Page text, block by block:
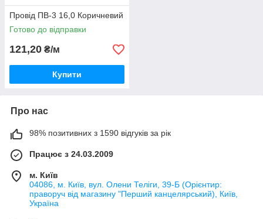
Провід ПВ-3 16,0 Коричневий
Готово до відправки
121,20 ₴/м
Купити
Про нас
98% позитивних з 1590 відгуків за рік
Працює з 24.03.2009
м. Київ
04086, м. Київ, вул. Олени Теліги, 39-Б (Орієнтир:
праворуч від магазину "Перший канцелярський), Київ,
Україна